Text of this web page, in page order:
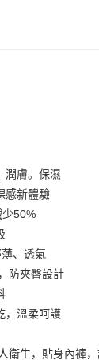
付卡使用）
潤膚。保濕
感新體驗
50%
、透氣
防夾臀設計
，溫柔呵護
衛生，貼身內褲